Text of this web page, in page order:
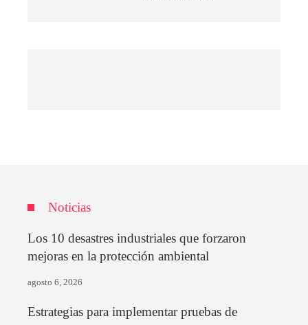
Noticias
Los 10 desastres industriales que forzaron
mejoras en la protección ambiental
agosto 6, 2026
Estrategias para implementar pruebas de